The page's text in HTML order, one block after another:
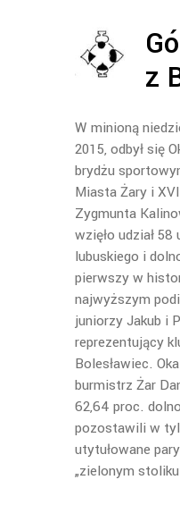
z
W minioną
2015, odbył się
brydżu
Miasta Żary i
Zygmunta
wzięło udział
lubuskiego i
pierwszy w
najwyższym
juniorzy Jakub i
reprezentujący
Bolesławiec.
burmistrz Żar
62,64 proc.
pozostawili w
utytułowane
„zielonym